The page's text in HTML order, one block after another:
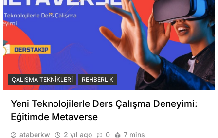
ÇALIŞMA TEKNIKLERI REHBERLIK
Yeni Teknolojilerle Ders Çalışma Deneyimi:
Eğitimde Metaverse
ataberkw 2 yıl ago 0 7 mins